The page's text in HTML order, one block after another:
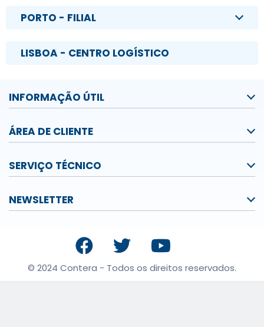
PORTO - FILIAL
LISBOA - CENTRO LOGÍSTICO
INFORMAÇÃO ÚTIL
ÁREA DE CLIENTE
SERVIÇO TÉCNICO
NEWSLETTER
© 2024 Contera - Todos os direitos reservados.